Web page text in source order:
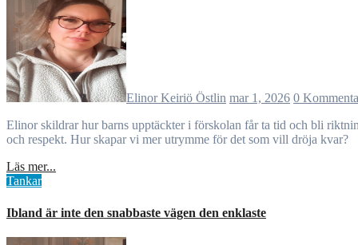
Elinor Keiriö Östlin mar 1, 2026 0
Elinor skildrar hur barns upptäckter i förskolan får ta tid och bli riktningar för lärande. Små ting kan växa till gemensamma världar när vuxna följer snarare än styr. Det långsamma, cirkulära lärandet ges värde
och respekt. Hur skapar vi mer utrymme för det som vill dröja kvar?
Läs mer...
Tankar
Ibland är inte den snabbaste vägen den enklaste